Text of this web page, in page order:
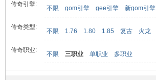
传奇引擎:
不限 gom引擎 gee引擎 新gom引擎
传奇类型:
不限 1.76 1.80 1.85 复古 火龙
传奇职业:
不限 三职业 单职业 多职业